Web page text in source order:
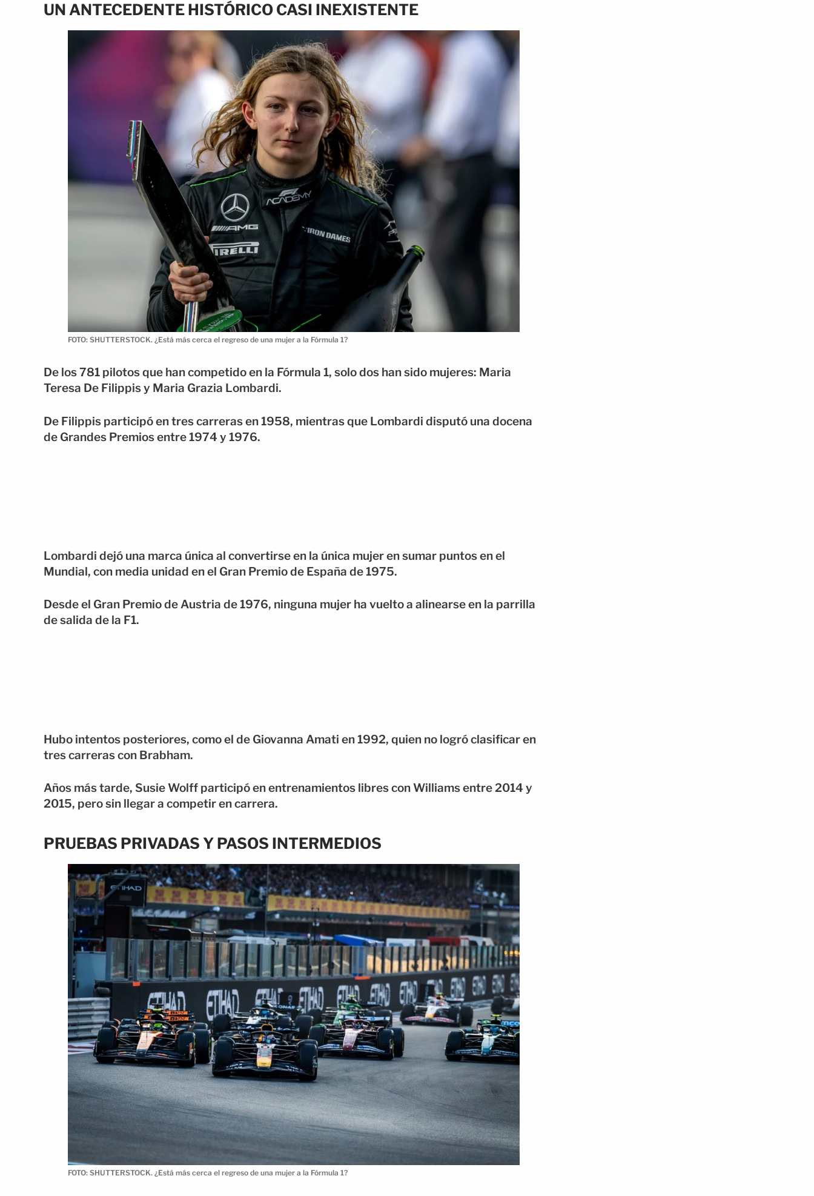
UN ANTECEDENTE HISTÓRICO CASI INEXISTENTE
FOTO: SHUTTERSTOCK. ¿Está más cerca el regreso de una mujer a la Fórmula 1?
De los 781 pilotos que han competido en la Fórmula 1, solo dos han sido mujeres: Maria
Teresa De Filippis y Maria Grazia Lombardi.
De Filippis participó en tres carreras en 1958, mientras que Lombardi disputó una docena
de Grandes Premios entre 1974 y 1976.
Lombardi dejó una marca única al convertirse en la única mujer en sumar puntos en el
Mundial, con media unidad en el Gran Premio de España de 1975.
Desde el Gran Premio de Austria de 1976, ninguna mujer ha vuelto a alinearse en la parrilla
de salida de la F1.
Hubo intentos posteriores, como el de Giovanna Amati en 1992, quien no logró clasificar en
tres carreras con Brabham.
Años más tarde, Susie Wolff participó en entrenamientos libres con Williams entre 2014 y
2015, pero sin llegar a competir en carrera.
PRUEBAS PRIVADAS Y PASOS INTERMEDIOS
FOTO: SHUTTERSTOCK. ¿Está más cerca el regreso de una mujer a la Fórmula 1?